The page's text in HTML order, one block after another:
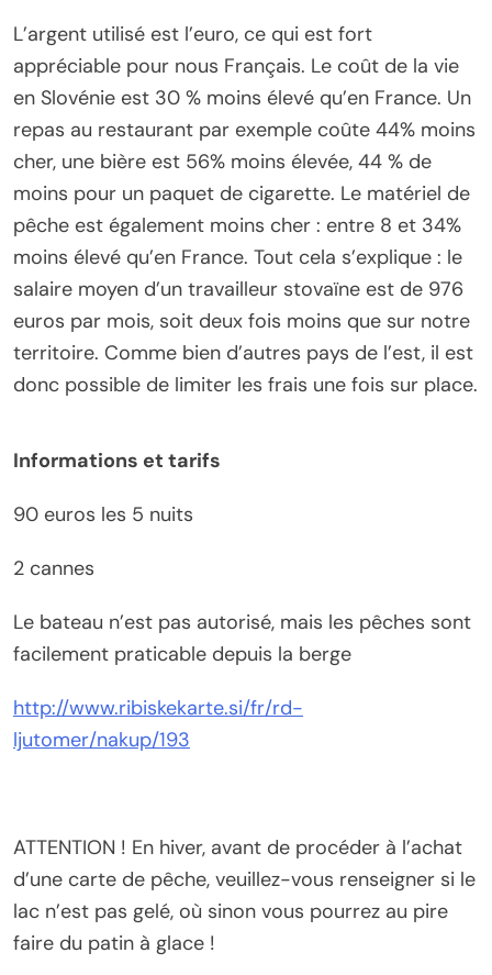
L’argent utilisé est l’euro, ce qui est fort
appréciable pour nous Français. Le coût de la vie
en Slovénie est 30 % moins élevé qu’en France. Un
repas au restaurant par exemple coûte 44% moins
cher, une bière est 56% moins élevée, 44 % de
moins pour un paquet de cigarette. Le matériel de
pêche est également moins cher : entre 8 et 34%
moins élevé qu’en France. Tout cela s’explique : le
salaire moyen d’un travailleur stovaïne est de 976
euros par mois, soit deux fois moins que sur notre
territoire. Comme bien d’autres pays de l’est, il est
donc possible de limiter les frais une fois sur place.
Informations et tarifs
90 euros les 5 nuits
2 cannes
Le bateau n’est pas autorisé, mais les pêches sont
facilement praticable depuis la berge
http://www.ribiskekarte.si/fr/rd-
ljutomer/nakup/193
ATTENTION ! En hiver, avant de procéder à l’achat
d’une carte de pêche, veuillez-vous renseigner si le
lac n’est pas gelé, où sinon vous pourrez au pire
faire du patin à glace !